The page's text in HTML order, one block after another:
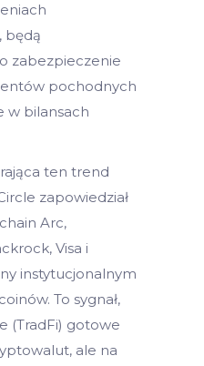
będą
zabezpieczenie
pochodnych
w bilansach
ten trend
zapowiedział
Arc,
Visa i
instytucjonalnym
To sygnał,
(TradFi) gotowe
ale na